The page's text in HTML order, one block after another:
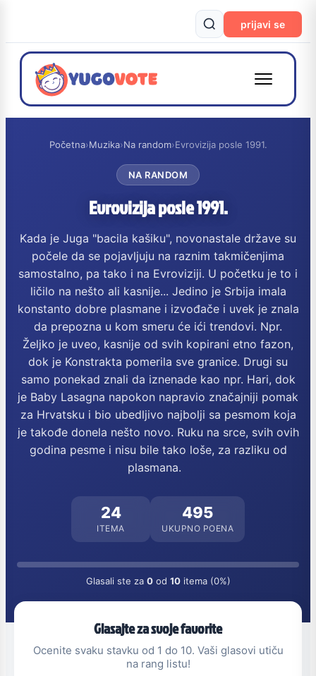
prijavi se
Početna›Muzika›Na random›Evrovizija posle 1991.
NA RANDOM
Evrovizija posle 1991.
Kada je Juga "bacila kašiku", novonastale države su
počele da se pojavljuju na raznim takmičenjima
samostalno, pa tako i na Evroviziji. U početku je to i
ličilo na nešto ali kasnije... Jedino je Srbija imala
konstanto dobre plasmane i izvođače i uvek je znala
da prepozna u kom smeru će ići trendovi. Npr.
Željko je uveo, kasnije od svih kopirani etno fazon,
dok je Konstrakta pomerila sve granice. Drugi su
samo ponekad znali da iznenade kao npr. Hari, dok
je Baby Lasagna napokon napravio značajniji pomak
za Hrvatsku i bio ubedljivo najbolji sa pesmom koja
je takođe donela nešto novo. Ruku na srce, svih ovih
godina pesme i nisu bile tako loše, za razliku od
plasmana.
24
ITEMA
495
UKUPNO POENA
Glasali ste za 0od 10itema (0%)
Glasajte za svoje favorite
Ocenite svaku stavku od 1 do 10. Vaši glasovi utiču
na rang listu!